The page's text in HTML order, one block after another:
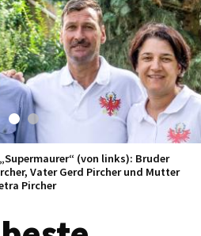
(von links): Bruder
Vater Gerd Pircher und Mutter
Pircher